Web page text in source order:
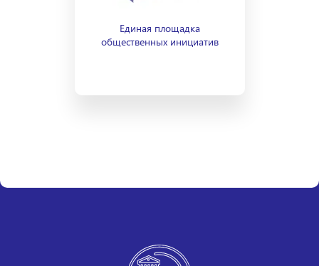
Единая площадка
общественных инициатив